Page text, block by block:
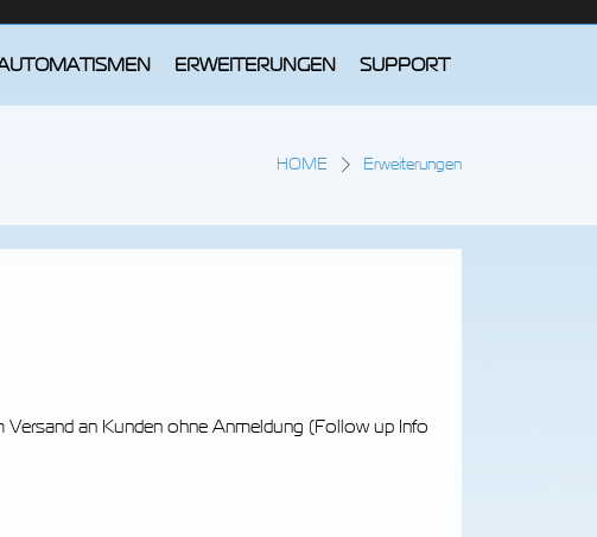
ERWEITERUNGEN SUPPORT
HOME Erweiterungen
Versand an Kunden ohne Anmeldung (Follow up Info